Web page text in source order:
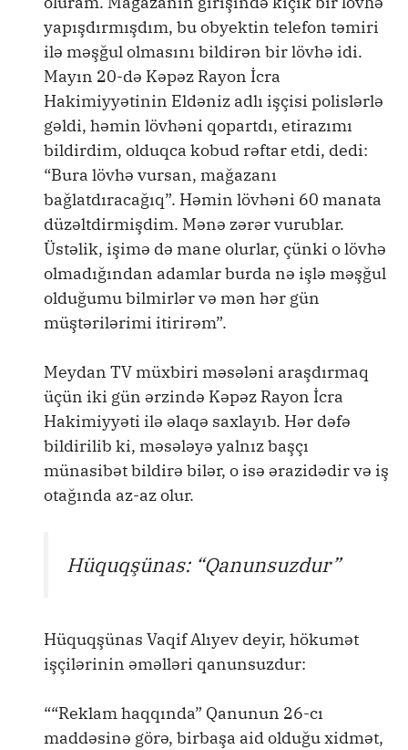
yapışdırmışdım, bu obyektin telefon təmiri
ilə məşğul olmasını bildirən bir lövhə idi.
Mayın 20-də Kəpəz Rayon İcra
Hakimiyyətinin Eldəniz adlı işçisi polislərlə
gəldi, həmin lövhəni qopartdı, etirazımı
bildirdim, olduqca kobud rəftar etdi, dedi:
“Bura lövhə vursan, mağazanı
bağlatdıracağıq”. Həmin lövhəni 60 manata
düzəltdirmişdim. Mənə zərər vurublar.
Üstəlik, işimə də mane olurlar, çünki o lövhə
olmadığından adamlar burda nə işlə məşğul
olduğumu bilmirlər və mən hər gün
müştərilərimi itirirəm”.
Meydan TV müxbiri məsələni araşdırmaq
üçün iki gün ərzində Kəpəz Rayon İcra
Hakimiyyəti ilə əlaqə saxlayıb. Hər dəfə
bildirilib ki, məsələyə yalnız başçı
münasibət bildirə bilər, o isə ərazidədir və iş
otağında az-az olur.
Hüquqşünas: “Qanunsuzdur”
Hüquqşünas Vaqif Alıyev deyir, hökumət
işçilərinin əməlləri qanunsuzdur:
““Reklam haqqında” Qanunun 26-cı
maddəsinə görə, birbaşa aid olduğu xidmət,